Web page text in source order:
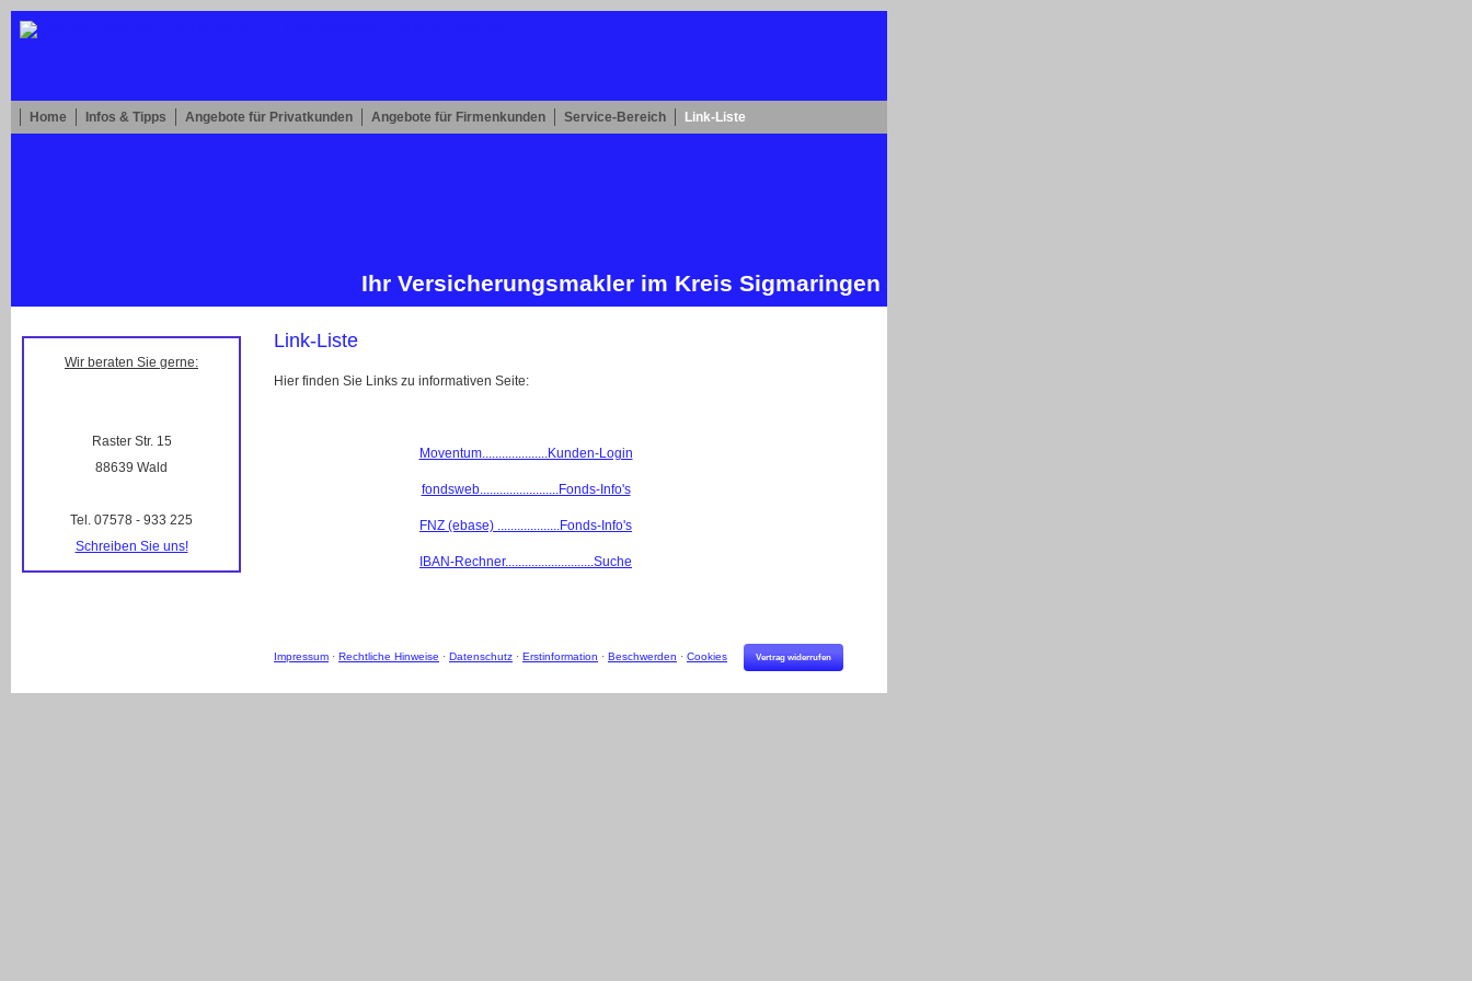
Ihr Ver­sicherungs­makler im Kreis Sigmaringen
Home Infos & Tipps Angebote für Privatkunden Angebote für Firmenkunden Service-Bereich Link-Liste
Wir beraten Sie gerne:
Raster Str. 15
88639 Wald
Tel. 07578 - 933 225
Schreiben Sie uns!
Link-Liste
Hier finden Sie Links zu informativen Seite:
Moventum....................Kunden-Login
fondsweb........................Fonds-Info's
FNZ (ebase) ...................Fonds-Info's
IBAN-Rechner...........................Suche
Impressum · Rechtliche Hinweise · Datenschutz · Erstinformation · Beschwerden · Cookies Vertrag widerrufen